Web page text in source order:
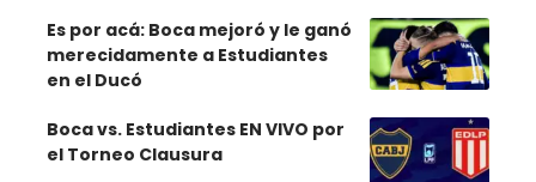
Es por acá: Boca mejoró y le ganó
merecidamente a Estudiantes
en el Ducó
Boca vs. Estudiantes EN VIVO por
el Torneo Clausura